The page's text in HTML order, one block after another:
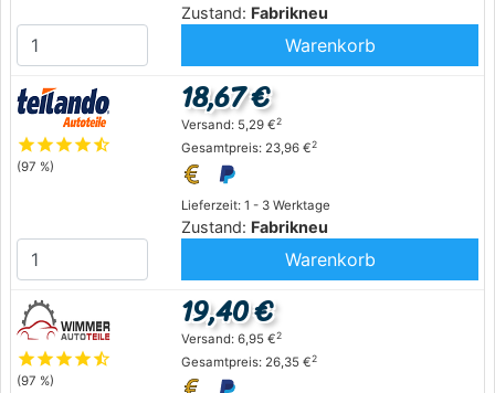
Zustand: Fabrikneu
Warenkorb
starstarstarstarstar_half
(97 %)
Lieferzeit: 1 - 3 Werktage
Zustand: Fabrikneu
18,67 €
Versand: 5,29 €2
Gesamtpreis: 23,96 €2
Warenkorb
starstarstarstarstar_half
(97 %)
19,40 €
Versand: 6,95 €2
Gesamtpreis: 26,35 €2